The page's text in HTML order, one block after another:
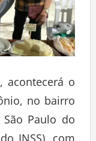
acontecerá o
no bairro
Paulo do